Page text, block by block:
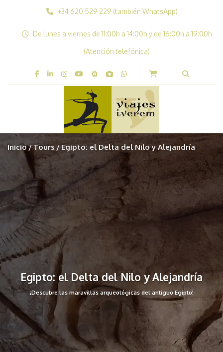
+34 620 529 229 (también WhatsApp)
De lunes a viernes de 11:00h a 14:00h y de 16:00h a 19:00h
(Atención telefónica)
Inicio Tours Egipto: el Delta del Nilo y Alejandría
Egipto: el Delta del Nilo y Alejandría
¡Descubre las maravillas arqueológicas del antiguo Egipto!